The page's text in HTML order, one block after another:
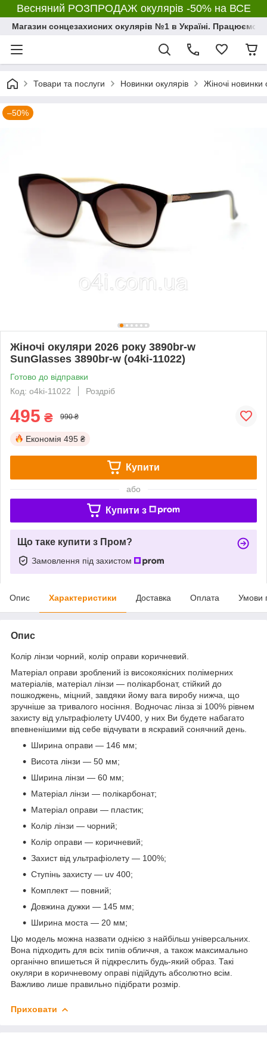
Весняний РОЗПРОДАЖ окулярів -50% на ВСЕ
Магазин сонцезахисних окулярів №1 в Україні. Працюємо з
Товари та послуги Новинки окулярів Жіночі новинки
–50%
Жіночі окуляри 2026 року 3890br-w
SunGlasses 3890br-w (o4ki-11022)
Готово до відправки
Код: o4ki-11022
Роздріб
495 ₴ 990 ₴
Економія 495 ₴
Купити
або
Купити з
Що таке купити з Пром?
Замовлення під захистом
Опис Характеристики Доставка Оплата Умови
Опис
Колір лінзи чорний, колір оправи коричневий.
Матеріал оправи зроблений із високоякісних полімерних
матеріалів, матеріал лінзи — полікарбонат, стійкий до
пошкоджень, міцний, завдяки йому вага виробу нижча, що
зручніше за тривалого носіння. Водночас лінза зі 100% рівнем
захисту від ультрафіолету UV400, у них Ви будете набагато
впевненішими від себе відчувати в яскравий сонячний день.
Ширина оправи — 146 мм;
Висота лінзи — 50 мм;
Ширина лінзи — 60 мм;
Матеріал лінзи — полікарбонат;
Матеріал оправи — пластик;
Колір лінзи — чорний;
Колір оправи — коричневий;
Захист від ультрафіолету — 100%;
Ступінь захисту — uv 400;
Комплект — повний;
Довжина дужки — 145 мм;
Ширина моста — 20 мм;
Цю модель можна назвати однією з найбільш універсальних.
Вона підходить для всіх типів обличчя, а також максимально
органічно впишеться й підкреслить будь-який образ. Такі
окуляри в коричневому оправі підійдуть абсолютно всім.
Важливо лише правильно підібрати розмір.
Приховати